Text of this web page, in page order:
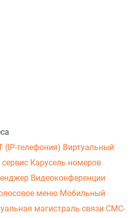
(IP-телефония) Виртуальный
Карусель номеров
Видеоконференции
меню Мобильный
магистраль связи СМС-